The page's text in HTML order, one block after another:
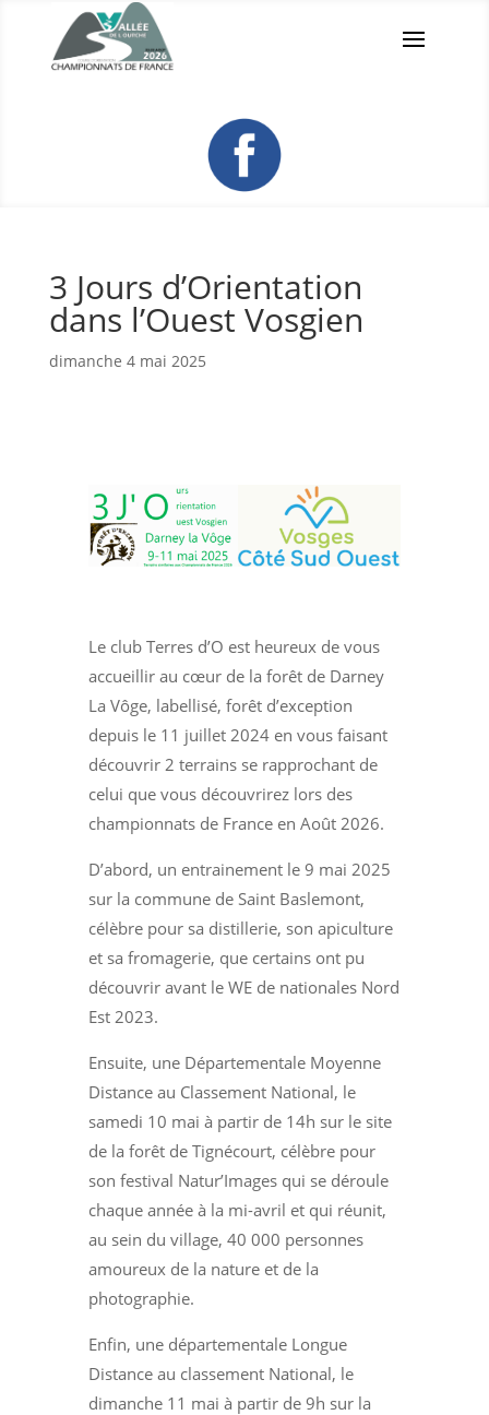
3 Jours d’Orientation
dans l’Ouest Vosgien
dimanche 4 mai 2025
Le club Terres d’O est heureux de vous
accueillir au cœur de la forêt de Darney
La Vôge, labellisé, forêt d’exception
depuis le 11 juillet 2024 en vous faisant
découvrir 2 terrains se rapprochant de
celui que vous découvrirez lors des
championnats de France en Août 2026.
D’abord, un entrainement le 9 mai 2025
sur la commune de Saint Baslemont,
célèbre pour sa distillerie, son apiculture
et sa fromagerie, que certains ont pu
découvrir avant le WE de nationales Nord
Est 2023.
Ensuite, une Départementale Moyenne
Distance au Classement National, le
samedi 10 mai à partir de 14h sur le site
de la forêt de Tignécourt, célèbre pour
son festival Natur’Images qui se déroule
chaque année à la mi-avril et qui réunit,
au sein du village, 40 000 personnes
amoureux de la nature et de la
photographie.
Enfin, une départementale Longue
Distance au classement National, le
dimanche 11 mai à partir de 9h sur la